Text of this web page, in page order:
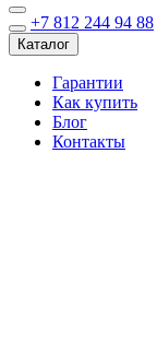
+7 812 244 94 88
Каталог
Гарантии
Как купить
Блог
Контакты